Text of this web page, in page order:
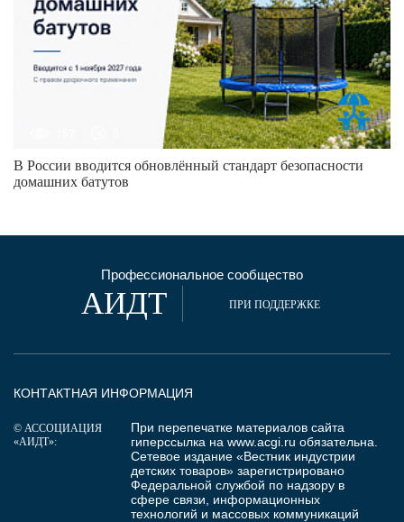
В России вводится обновлённый стандарт безопасности
домашних батутов
Профессиональное сообщество
АИДТ ПРИ ПОДДЕРЖКЕ
КОНТАКТНАЯ ИНФОРМАЦИЯ
© АССОЦИАЦИЯ
«АИДТ»:
При перепечатке материалов сайта
гиперссылка на www.acgi.ru обязательна.
Сетевое издание «Вестник индустрии
детских товаров» зарегистрировано
Федеральной службой по надзору в
сфере связи, информационных
технологий и массовых коммуникаций